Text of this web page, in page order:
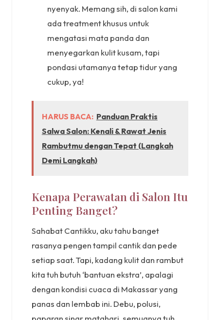
nyenyak. Memang sih, di salon kami
ada treatment khusus untuk
mengatasi mata panda dan
menyegarkan kulit kusam, tapi
pondasi utamanya tetap tidur yang
cukup, ya!
HARUS BACA: Panduan Praktis
Salwa Salon: Kenali & Rawat Jenis
Rambutmu dengan Tepat (Langkah
Demi Langkah)
Kenapa Perawatan di Salon Itu
Penting Banget?
Sahabat Cantikku, aku tahu banget
rasanya pengen tampil cantik dan pede
setiap saat. Tapi, kadang kulit dan rambut
kita tuh butuh ‘bantuan ekstra’, apalagi
dengan kondisi cuaca di Makassar yang
panas dan lembab ini. Debu, polusi,